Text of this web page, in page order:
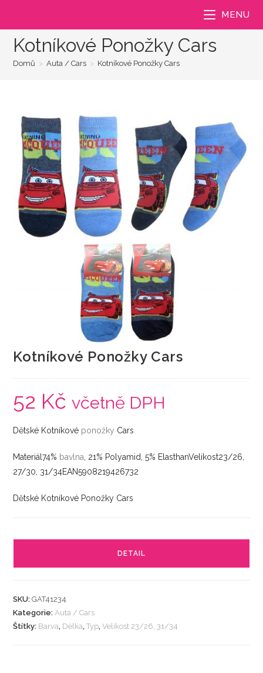
MENU
Kotníkové Ponožky Cars
Domů > Auta / Cars > Kotníkové Ponožky Cars
Kotníkové Ponožky Cars
52 Kč včetně DPH
Dětské Kotníkové ponožky Cars
Materiál74% bavlna , 21% Polyamid, 5% ElasthanVelikost23/26,
27/30, 31/34EAN5908219426732
Dětské Kotníkové Ponožky Cars
DETAIL
SKU:GAT41234
Kategorie:Auta / Cars
Štítky: Barva, Délka,Typ,Velikost 23/26, 31/34